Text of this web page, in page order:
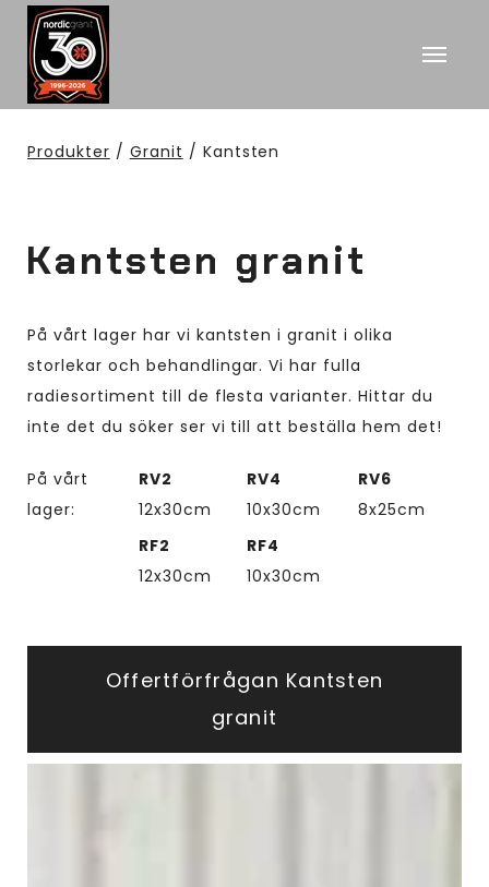
Produkter / Granit / Kantsten
Kantsten granit
På vårt lager har vi kantsten i granit i olika
storlekar och behandlingar. Vi har fulla
radiesortiment till de flesta varianter. Hittar du
inte det du söker ser vi till att beställa hem det!
På vårt
lager:
RV2
12x30cm
RF2
12x30cm
RV4
10x30cm
RF4
10x30cm
RV6
8x25cm
Offertförfrågan Kantsten
granit